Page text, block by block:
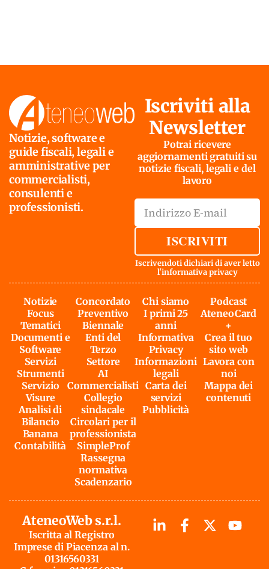
Notizie, software e
guide fiscali, legali e
amministrative per
commercialisti,
consulenti e
professionisti.
Iscriviti alla
Newsletter
Potrai ricevere
aggiornamenti gratuiti su
notizie fiscali, legali e del
lavoro
ISCRIVITI
Iscrivendoti dichiari di aver letto
l'informativa privacy
Notizie
Focus
Tematici
Documenti e
Software
Servizi
Strumenti
Servizio
Visure
Analisi di
Bilancio
Banana
Contabilità
Concordato
Preventivo
Biennale
Enti del
Terzo
Settore
AI
Commercialisti
Collegio
sindacale
Circolari per il
professionista
SimpleProf
Rassegna
normativa
Scadenzario
Chi siamo
I primi 25
anni
Informativa
Privacy
Informazioni
legali
Carta dei
servizi
Pubblicità
Podcast
AteneoCard
+
Crea il tuo
sito web
Lavora con
noi
Mappa dei
contenuti
AteneoWeb s.r.l.
Iscritta al Registro
Imprese di Piacenza al n.
01316560331